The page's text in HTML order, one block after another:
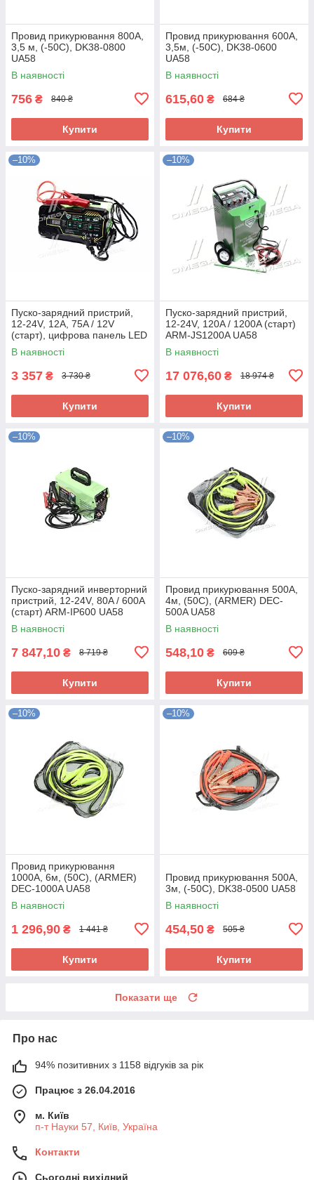
Провид прикурювання 800А,
3,5 м, (-50С), DK38-0800
UA58
В наявності
756 ₴ 840 ₴
Купити
Провид прикурювання 600А,
3,5м, (-50С), DK38-0600
UA58
В наявності
615,60 ₴ 684 ₴
Купити
–10%
Пуско-зарядний пристрий,
12-24V, 12A, 75A / 12V
(старт), цифрова панель LED
ARM-JC75 UA58
В наявності
3 357 ₴ 3 730 ₴
Купити
–10%
Пуско-зарядний пристрий,
12-24V, 120A / 1200A (старт)
ARM-JS1200A UA58
В наявності
17 076,60 ₴ 18 974 ₴
Купити
–10%
Пуско-зарядний инверторний
пристрий, 12-24V, 80A / 600A
(старт) ARM-IP600 UA58
В наявності
7 847,10 ₴ 8 719 ₴
Купити
–10%
Провид прикурювання 500А,
4м, (50С), (ARMER) DEC-
500A UA58
В наявності
548,10 ₴ 609 ₴
Купити
–10%
Провид прикурювання
1000А, 6м, (50С), (ARMER)
DEC-1000A UA58
В наявності
1 296,90 ₴ 1 441 ₴
Купити
–10%
Провид прикурювання 500А,
3м, (-50С), DK38-0500 UA58
В наявності
454,50 ₴ 505 ₴
Купити
Показати ще
Про нас
94% позитивних з 1158 відгуків за рік
Працює з 26.04.2016
м. Київ
п-т Науки 57, Київ, Україна
Контакти
Сьогодні вихідний